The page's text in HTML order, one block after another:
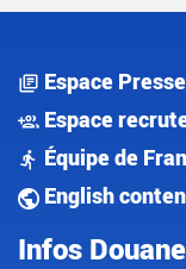
Espace Presse
Espace
Équipe de
English
Infos